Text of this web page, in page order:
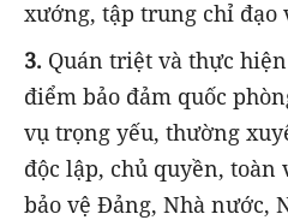
xướng, tập trung chỉ đạo
3. Quán triệt và thực
điểm bảo đảm quốc
vụ trọng yếu, thường
độc lập, chủ quyền, toàn
bảo vệ Đảng, Nhà nước,